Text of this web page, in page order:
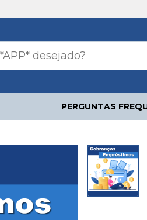
PERGUNTAS